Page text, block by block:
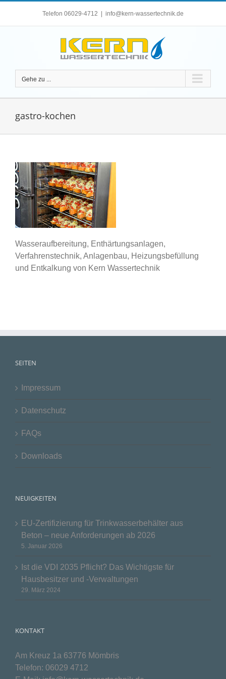
Telefon 06029-4712 info@kern-wassertechnik.de
Gehe zu ...
gastro-kochen
Wasseraufbereitung, Enthärtungsanlagen,
Verfahrenstechnik, Anlagenbau, Heizungsbefüllung
und Entkalkung von Kern Wassertechnik
SEITEN
Impressum
Datenschutz
FAQs
Downloads
NEUIGKEITEN
EU-Zertifizierung für Trinkwasserbehälter aus
Beton – neue Anforderungen ab 2026
5. Januar 2026
Ist die VDI 2035 Pflicht? Das Wichtigste für
Hausbesitzer und -Verwaltungen
29. März 2024
KONTAKT
Am Kreuz 1a 63776 Mömbris
Telefon: 06029 4712